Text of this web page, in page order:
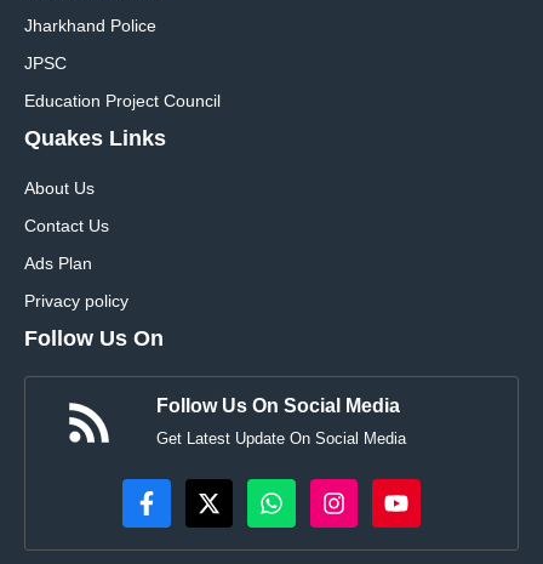
Jharkhand Police
JPSC
Education Project Council
Quakes Links
About Us
Contact Us
Ads Plan
Privacy policy
Follow Us On
Follow Us On Social Media
Get Latest Update On Social Media